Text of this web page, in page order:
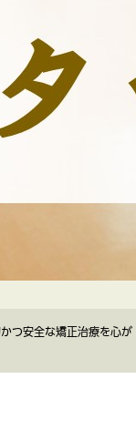
安全な矯正治療を心が